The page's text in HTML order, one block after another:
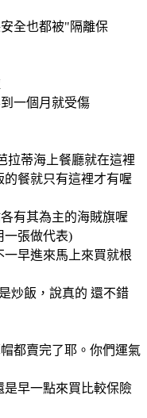
全也都被"隔離保
一個月就受傷
拉蒂海上餐廳就在這裡
的餐就只有這裡才有喔
有其為主的海賊旗喔
一張做代表)
早進來馬上來買就根
炒飯，說真的 還不錯
都賣完了耶。你們運氣
是早一點來買比較保險